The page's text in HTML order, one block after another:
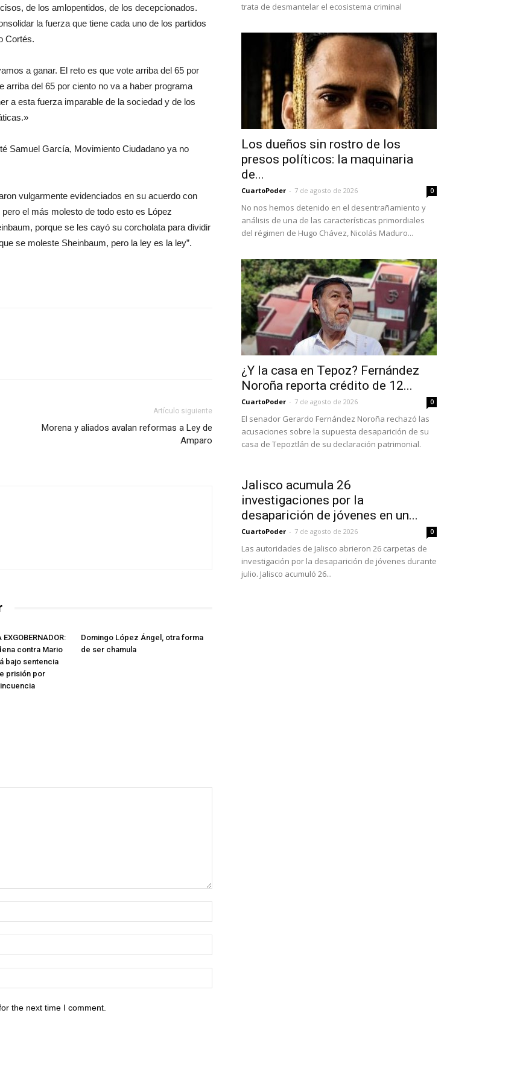
de los amlopentidos, de los decepcionados.
la fuerza que tiene cada uno de los partidos
Cortés.
a ganar. El reto es que vote arriba del 65 por
del 65 por ciento no va a haber programa
a esta fuerza imparable de la sociedad y de los
Samuel García, Movimiento Ciudadano ya no
vulgarmente evidenciados en su acuerdo con
el más molesto de todo esto es López
porque se les cayó su corcholata para dividir
se moleste Sheinbaum, pero la ley es la ley”.
Artículo siguiente
Morena y aliados avalan reformas a Ley de
Amparo
EXGOBERNADOR:
contra Mario
bajo sentencia
prisión por
Domingo López Ángel, otra forma
de ser chamula
the next time I comment.
trata de desmantelar el ecosistema criminal
Los dueños sin rostro de los
presos políticos: la maquinaria
de...
CuartoPoder - 7 de agosto de 2026 0
No nos hemos detenido en el desentrañamiento y
análisis de una de las características primordiales
del régimen de Hugo Chávez, Nicolás Maduro...
¿Y la casa en Tepoz? Fernández
Noroña reporta crédito de 12...
CuartoPoder - 7 de agosto de 2026 0
El senador Gerardo Fernández Noroña rechazó las
acusaciones sobre la supuesta desaparición de su
casa de Tepoztlán de su declaración patrimonial.
Jalisco acumula 26
investigaciones por la
desaparición de jóvenes en un...
CuartoPoder - 7 de agosto de 2026 0
Las autoridades de Jalisco abrieron 26 carpetas de
investigación por la desaparición de jóvenes durante
julio. Jalisco acumuló 26...